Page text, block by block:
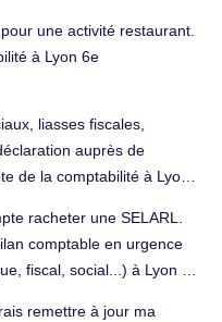
une activité restaurant.
à Lyon 6e
liasses fiscales,
auprès de
de la comptabilité à Lyon
racheter une SELARL.
comptable en urgence
fiscal, social...) à Lyon 6e
remettre à jour ma